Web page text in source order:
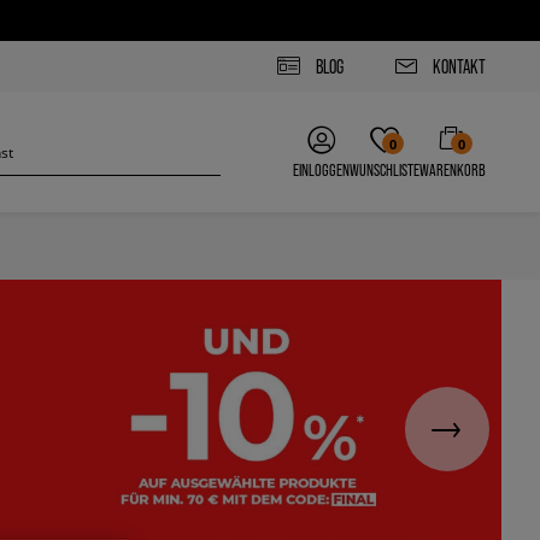
BLOG KONTAKT
EINLOGGEN
0
WUNSCHLISTE
0
WARENKORB